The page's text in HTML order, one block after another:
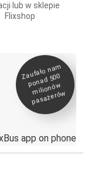
lub w sklepie
Flixshop
Zaufało na
m
ponad 500
milionó
w
pasażeró
w